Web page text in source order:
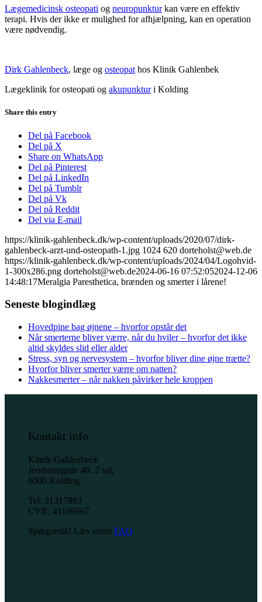
Lægemedicinsk osteopati og neuropunkturkan være en effektiv
terapi. Hvis der ikke er mulighed for afhjælpning, kan en operation
være nødvendig.
Dirk Gahlenbeck, læge og osteopat hos Klinik Gahlenbek
Lægeklinik for osteopati og akupunkturi Kolding
Share this entry
Del på Facebook
Del på X
Share on WhatsApp
Del på Pinterest
Del på LinkedIn
Del på Tumblr
Del på Vk
Del på Reddit
Del via E-mail
https://klinik-gahlenbeck.dk/wp-content/uploads/2020/07/dirk-
gahlenbeck-arzt-und-osteopath-1.jpg 1024 620 dorteholst@web.de
https://klinik-gahlenbeck.dk/wp-content/uploads/2024/04/Logohvid-
1-300x286.png dorteholst@web.de2024-06-16 07:52:052024-12-06
14:48:17Meralgia Paresthetica, brænden og smerter i lårene!
Seneste blogindlæg
Hovedpine bag øjnene – hvorfor opstår det
Når smerterne bliver værre, når du hviler – hvorfor det ikke
altid skyldes slid eller alder
Stress, syn og nervesystem – hvorfor bliver dine øjne trætte?
Hvorfor bliver smerter værre om natten?
Nakkesmerter – når nakken påvirker hele kroppen
Kontakt info
Klinik Gahlenbeck
Jernbanegade 40, 2 sal,
6000 Kolding
Tel: 31317883
CVR: 41169567
Spørgsmål? Læs vores FAQ